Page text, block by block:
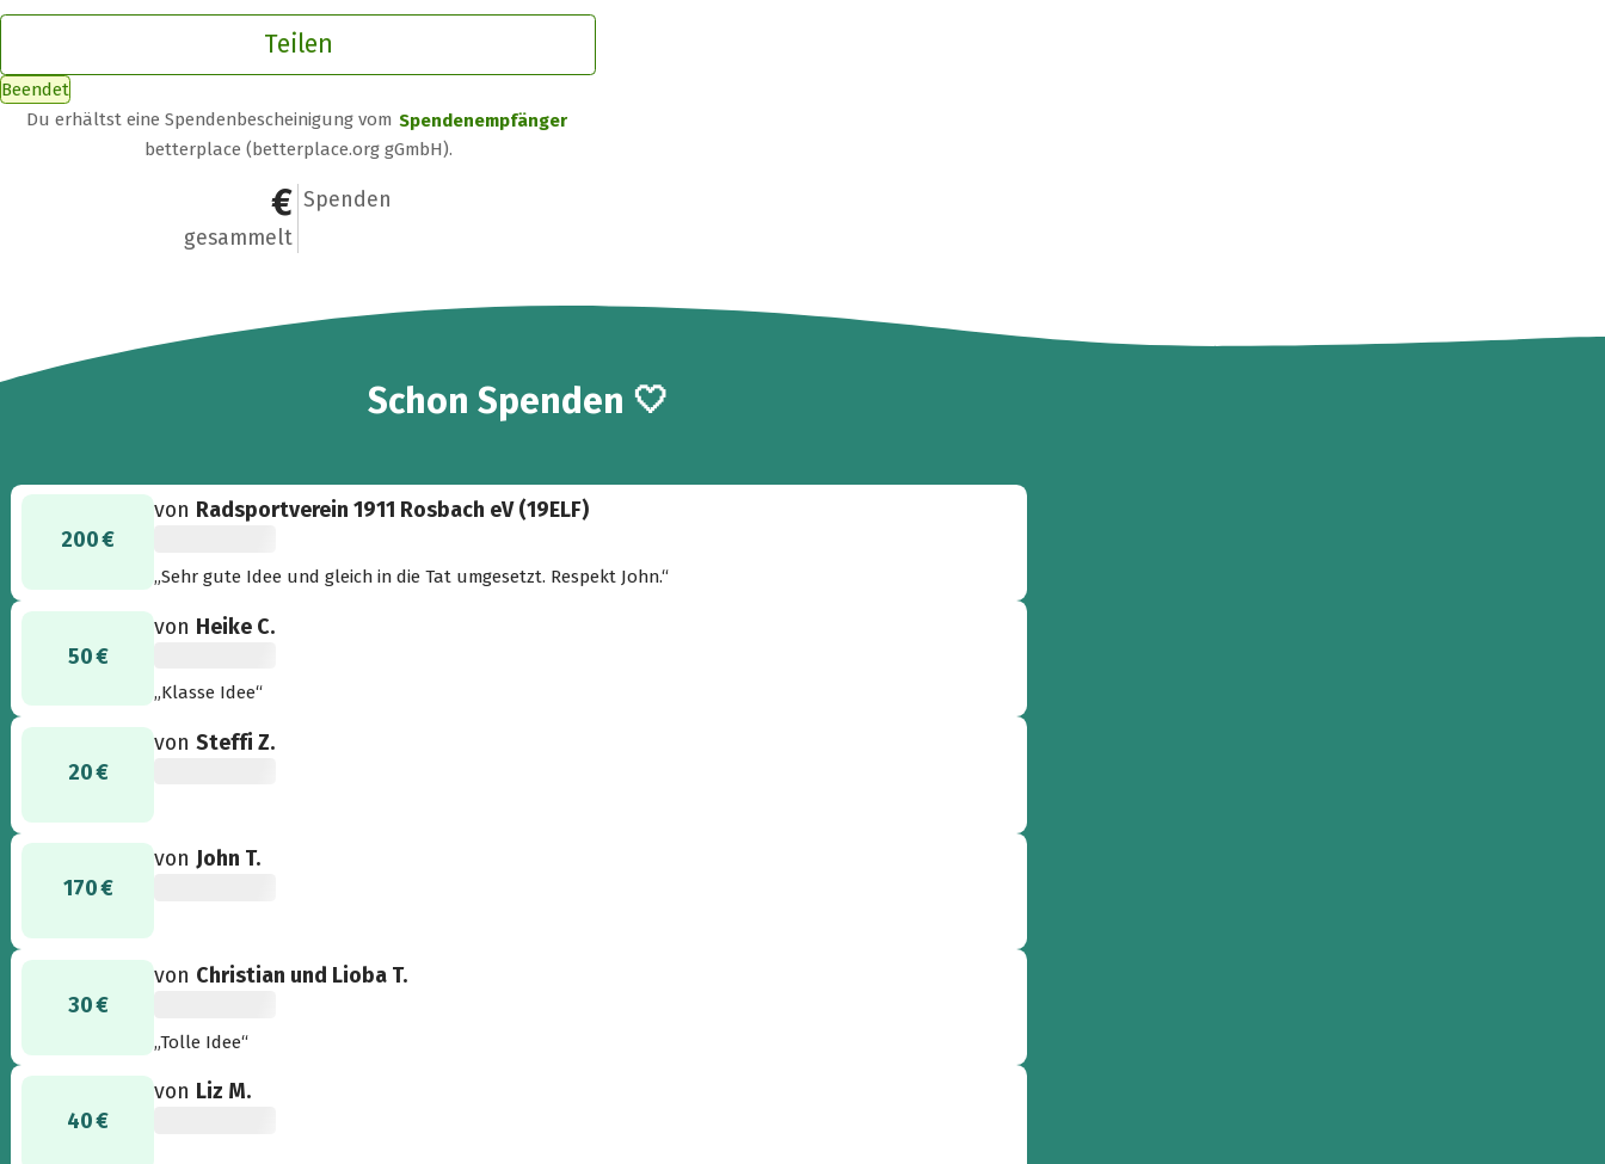
Teilen
Beendet
Du erhältst eine Spendenbescheinigung vom Spendenempfänger
betterplace (betterplace.org gGmbH).
3.545 €
gesammelt
90
Spenden
Schon90
Spenden 🤍
200 €
von Radsportverein 1911 Rosbach eV (19ELF)
„Sehr gute Idee und gleich in die Tat umgesetzt. Respekt John.“
50 €
von Heike C.
„Klasse Idee“
20 €
vonSteffi Z.
170 €
vonJohn T.
30 €
von Christian und Lioba T.
„Tolle Idee“
40 €
von Liz M.